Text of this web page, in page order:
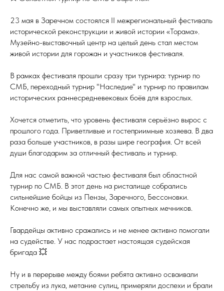
23 мая в Заречном состоялся II межрегиональный фестиваль
исторической реконструкции и живой истории «Торама».
Музейно-выставочный центр на целый день стал местом
живой истории для горожан и участников фестиваля.
В рамках фестиваля прошли сразу три турнира: турнир по
СМБ, переходный турнир "Наследие" и турнир по правилам
исторических раннесредневековых боёв для взрослых.
Хочется отметить, что уровень фестиваля серьёзно вырос с
прошлого года. Приветливые и гостеприимные хозяева. В два
раза больше участников, в разы шире география. От всей
души благодарим за отличный фестиваль и турнир.
Для нас самой важной частью фестиваля был областной
турнир по СМБ. В этот день на ристалище собрались
сильнейшие бойцы из Пензы, Заречного, Бессоновки.
Конечно же, и мы выставляли самых опытных мечников.
Гвардейцы активно сражались и не менее активно помогали
на судействе. У нас подрастает настоящая судейская
бригада 💥
Ну и в перерыве между боями ребята активно осваивали
стрельбу из лука, метание сулиц, примеряли доспехи и брали